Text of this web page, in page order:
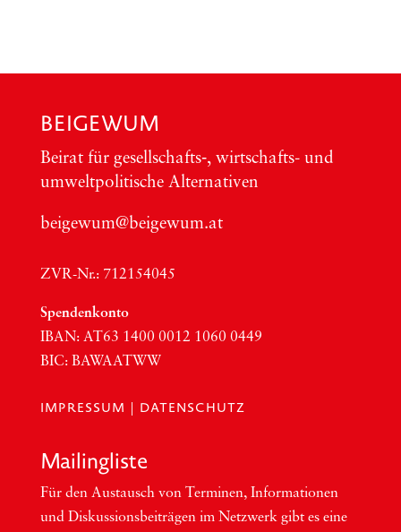
BEIGEWUM
Bei­rat für gesellschafts‑, wirt­schafts- und
umwelt­po­li­ti­sche Alter­na­ti­ven
beigewum@beigewum.at
ZVR-Nr.: 712154045
Spen­den­kon­to
IBAN: AT63 1400 0012 1060 0449
BIC: BAWAATWW
IMPRESSUM | DATENSCHUTZ
Mai­ling­lis­te
Für den Aus­tausch von Ter­mi­nen, Infor­ma­tio­nen
und Dis­kus­si­ons­bei­trä­gen im Netzwerk gibt es eine